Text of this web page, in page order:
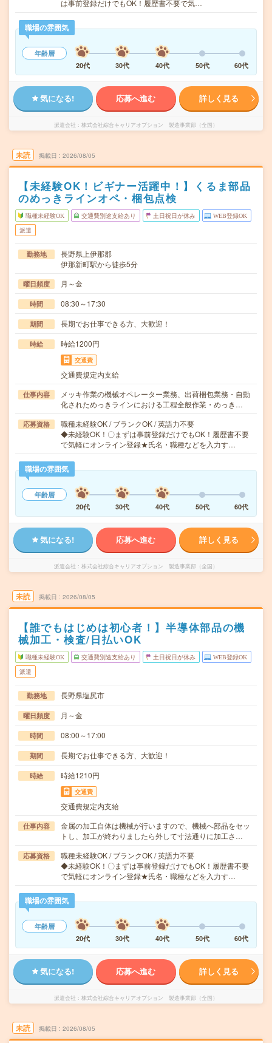
は事前登録だけでもOK！履歴書不要で気…
職場の雰囲気
年齢層
20代
30代 40代 50代 60代
気になる! 応募へ進む 詳しく見る
派遣会社 株式会社綜合キャリアオプション 製造事業部（全国）
未読 掲載日 2026/08/05
【未経験OK！ビギナー活躍中！】くるま部品
のめっきラインオペ・梱包点検
職種未経験OK 交通費別途支給あり 土日祝日が休み WEB登録OK
派遣
勤務地
長野県上伊那郡
伊那新町駅から徒歩5分
曜日頻度 月～金
時間 08:30～17:30
期間 長期でお仕事できる方、大歓迎！
時給 時給1200円
交通費
交通費規定内支給
仕事内容
メッキ作業の機械オペレーター業務、出荷梱包業務・自動
化されためっきラインにおける工程全般作業・めっき…
応募資格
職種未経験OK / ブランクOK / 英語力不要
◆未経験OK！〇まずは事前登録だけでもOK！履歴書不要
で気軽にオンライン登録★氏名・職種などを入力す…
職場の雰囲気
年齢層
20代
30代 40代 50代 60代
気になる! 応募へ進む 詳しく見る
派遣会社 株式会社綜合キャリアオプション 製造事業部（全国）
未読 掲載日 2026/08/05
【誰でもはじめは初心者！】半導体部品の機
械加工・検査/日払いOK
職種未経験OK 交通費別途支給あり 土日祝日が休み WEB登録OK
派遣
勤務地 長野県塩尻市
曜日頻度 月～金
時間 08:00～17:00
期間 長期でお仕事できる方、大歓迎！
時給 時給1210円
交通費
交通費規定内支給
仕事内容
金属の加工自体は機械が行いますので、機械へ部品をセッ
トし、加工が終わりましたら外して寸法通りに加工さ…
応募資格
職種未経験OK / ブランクOK / 英語力不要
◆未経験OK！〇まずは事前登録だけでもOK！履歴書不要
で気軽にオンライン登録★氏名・職種などを入力す…
職場の雰囲気
年齢層
20代
30代 40代 50代 60代
気になる! 応募へ進む 詳しく見る
派遣会社 株式会社綜合キャリアオプション 製造事業部（全国）
未読 掲載日 2026/08/05